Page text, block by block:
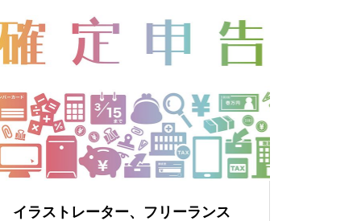
イラストレーター、フリーランス